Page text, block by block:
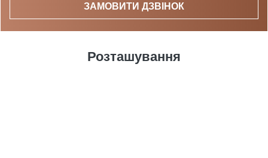
ЗАМОВИТИ ДЗВІНОК
Розташування